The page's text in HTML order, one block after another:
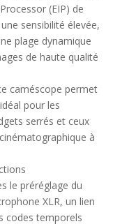
(EIP) de
sensibilité élevée,
plage dynamique
de haute qualité
caméscope permet
pour les
serrés et ceux
à
le préréglage du
XLR, un lien
codes temporels